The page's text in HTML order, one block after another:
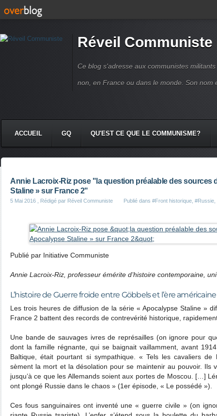
Réveil Communiste
Ce blog s'adresse aux communistes
non, en France ou dans le monde. Son nom
ACCUEIL GQ QU'EST CE QUE LE COMMUNISME?
Annie Lacroix-Riz pose "la question préalable des sources
Staline » sur France 2"
5 Mai 2016 , Rédigé par Réveil Communiste Publié dans #Front historique #Russie
Publié par Initiative Communiste
Annie Lacroix-Riz, professeur émérite d’histoire contemporaine,
L’histoire de Guerre froide entre Göbbels et l’ère américaine
Les trois heures de diffusion de la série « Apocalypse Staline »
France 2 battent des records de contrevérité historique,
Une bande de sauvages ivres de représailles (on ignore pour
dont la famille régnante, qui se baignait vaillamment, avant
Baltique, était pourtant si sympathique. « Tels les cavaliers de
sèment la mort et la désolation pour se maintenir au pouvoir. Ils
jusqu’à ce que les Allemands soient aux portes de Moscou. […]
ont plongé Russie dans le chaos » (1er épisode, « Le possédé »).
Ces fous sanguinaires ont inventé une « guerre civile » (on